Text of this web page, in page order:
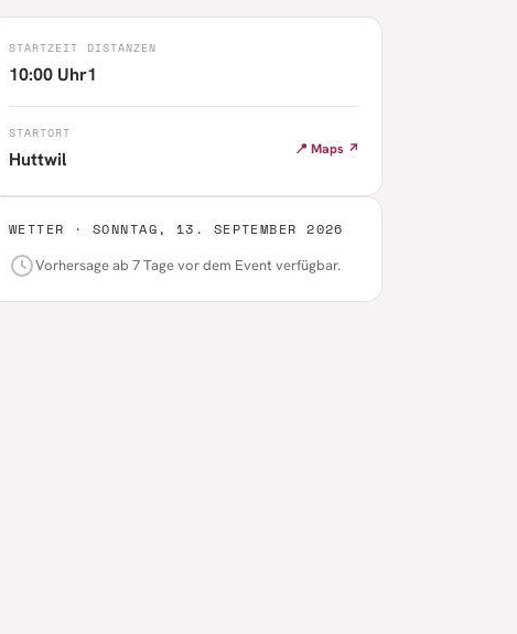
STARTZEIT
10:00 Uhr
DISTANZEN
1
STARTORT
Huttwil 📍 Maps ↗
WETTER · SONNTAG, 13. SEPTEMBER 2026
Vorhersage ab 7 Tage vor dem Event verfügbar.